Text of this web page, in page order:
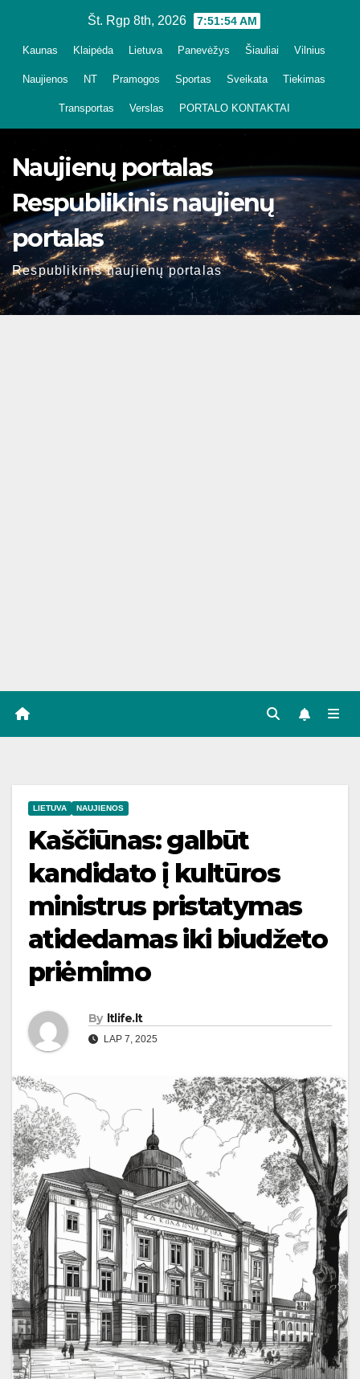
Št. Rgp 8th, 2026 7:51:54 AM
Kaunas Klaipėda Lietuva Panevėžys Šiauliai Vilnius
Naujienos NT Pramogos Sportas Sveikata Tiekimas
Transportas Verslas PORTALO KONTAKTAI
Naujienų portalas
Respublikinis naujienų
portalas
Respublikinis naujienų portalas
LIETUVA NAUJIENOS
Kaščiūnas: galbūt
kandidato į kultūros
ministrus pristatymas
atidedamas iki biudžeto
priėmimo
By ltlife.lt
LAP 7, 2025